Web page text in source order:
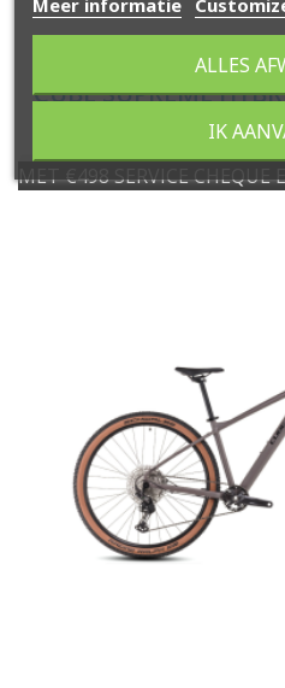
CUBE SUPREME
MET €498 SERVICE CHEQUE
Meer informatie
ALLES
IK